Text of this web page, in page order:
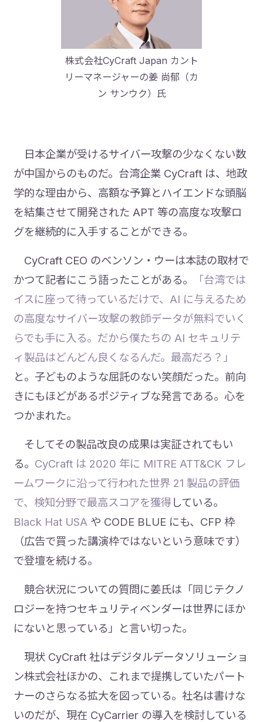
株式会社CyCraft Japan カント
リーマネージャーの姜 尚郁（カ
ン サンウク）氏
日本企業が受けるサイバー攻撃の少なくない数
が中国からのものだ。台湾企業 CyCraft は、地政
学的な理由から、高額な予算とハイエンドな頭脳
を結集させて開発された APT 等の高度な攻撃ロ
グを継続的に入手することができる。
CyCraft CEO のベンソン・ウーは本誌の取材で
かつて記者にこう語ったことがある。
「台湾では
イスに座って待っているだけで、AI に与えるため
の高度なサイバー攻撃の教師データが無料でいく
らでも手に入る。だから僕たちの AI セキュリテ
ィ製品はどんどん良くなるんだ。最高だろ？」
と。子どものような屈託のない笑顔だった。前向
きにもほどがあるポジティブな発言である。心を
つかまれた。
そしてその製品改良の成果は実証されてもい
る。 CyCraft は 2020 年に MITRE ATT&CK フレ
ームワークに沿って行われた世界 21 製品の評価
で、検知分野で最高スコアを獲得 している。
Black Hat USA や CODE BLUE にも、CFP 枠
（広告で買った講演枠ではないという意味です）
で登壇を続ける。
競合状況についての質問に姜氏は「同じテクノ
ロジーを持つセキュリティベンダーは世界にほか
にないと思っている」と言い切った。
現状 CyCraft 社はデジタルデータソリューショ
ン株式会社ほかの、これまで提携していたパート
ナーのさらなる拡大を図っている。社名は書けな
いのだが、現在 CyCarrier の導入を検討している